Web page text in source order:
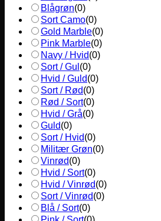
Blågrøn(0)
Sort Camo(0)
Gold Marble(0)
Pink Marble(0)
Navy / Hvid(0)
Sort / Gul (0)
Hvid / Guld(0)
Sort / Rød(0)
Rød / Sort(0)
Hvid / Grå(0)
Guld(0)
Sort / Hvid(0)
Militær Grøn(0)
Vinrød(0)
Hvid / Sort(0)
Hvid / Vinrød(0)
Sort / Vinrød(0)
Blå / Sort(0)